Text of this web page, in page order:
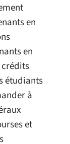
en
en
étudiants
à
et